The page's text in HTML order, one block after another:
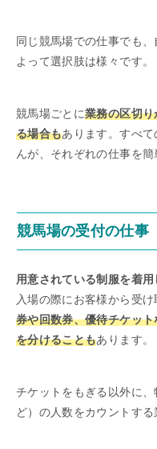
同じ競馬場での仕事でも
よって選択肢は様々です。
競馬場ごとに業務の区切
る場合もあります。すべ
んが、それぞれの仕事を簡
競馬場の受付の仕事
用意されている制服を着
入場の際にお客様から受
券や回数券、優待チケッ
を分けることもあります。
チケットをもぎる以外に
ど）の人数をカウントする